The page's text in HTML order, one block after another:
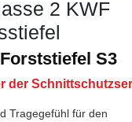
2 KWF
S3
der
Tragegefühl für den